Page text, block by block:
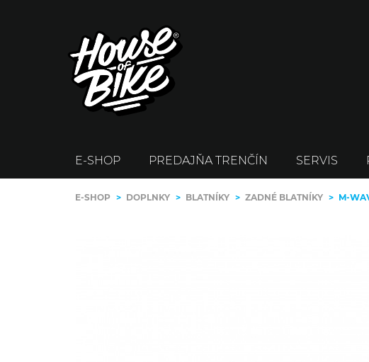
E-SHOP PREDAJŇA TRENČÍN SERVIS
E-SHOP > DOPLNKY > BLATNÍKY > ZADNÉ BLATNÍKY > M-